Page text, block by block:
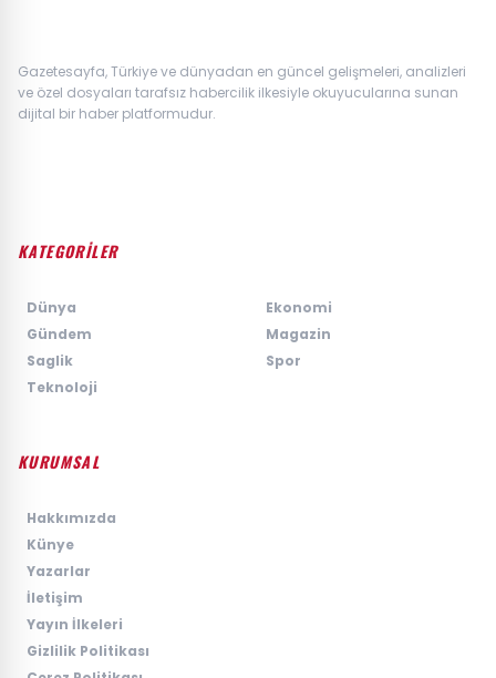
Gazetesayfa, Türkiye ve dünyadan en güncel gelişmeleri, analizleri
ve özel dosyaları tarafsız habercilik ilkesiyle okuyucularına sunan
dijital bir haber platformudur.
KATEGORİLER
Dünya
Ekonomi
Gündem
Magazin
Saglik
Spor
Teknoloji
KURUMSAL
Hakkımızda
Künye
Yazarlar
İletişim
Yayın İlkeleri
Gizlilik Politikası